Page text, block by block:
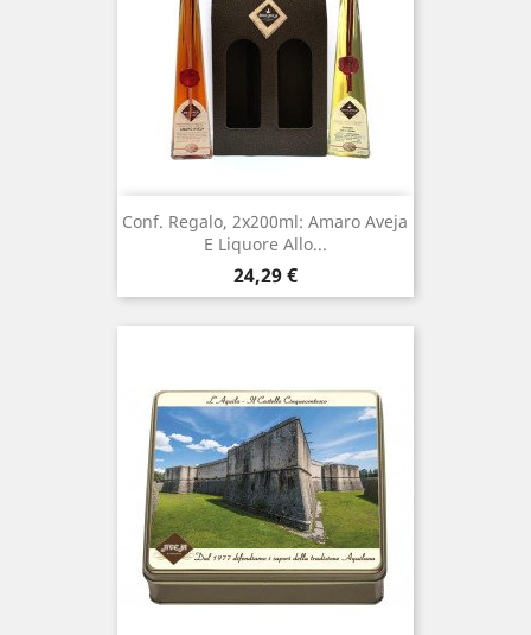
Conf. Regalo, 2x200ml: Amaro Aveja
E Liquore Allo...
Prezzo
24,29 €